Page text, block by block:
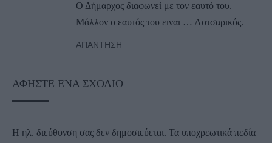
Ο Δήμαρχος διαφωνεί με τον εαυτό του.
Μάλλον ο εαυτός του ειναι … Λοτσαρικός.
ΑΠΆΝΤΗΣΗ
ΑΦΉΣΤΕ ΈΝΑ ΣΧΌΛΙΟ
Η ηλ. διεύθυνση σας δεν δημοσιεύεται. Τα υποχρεωτικά πεδία